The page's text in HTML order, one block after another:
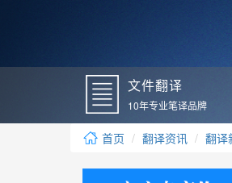
毕业证翻译
户口本翻译
学位证翻译
身份证翻译
文件翻译
10年专业笔译品牌
首页 翻译资讯 翻译